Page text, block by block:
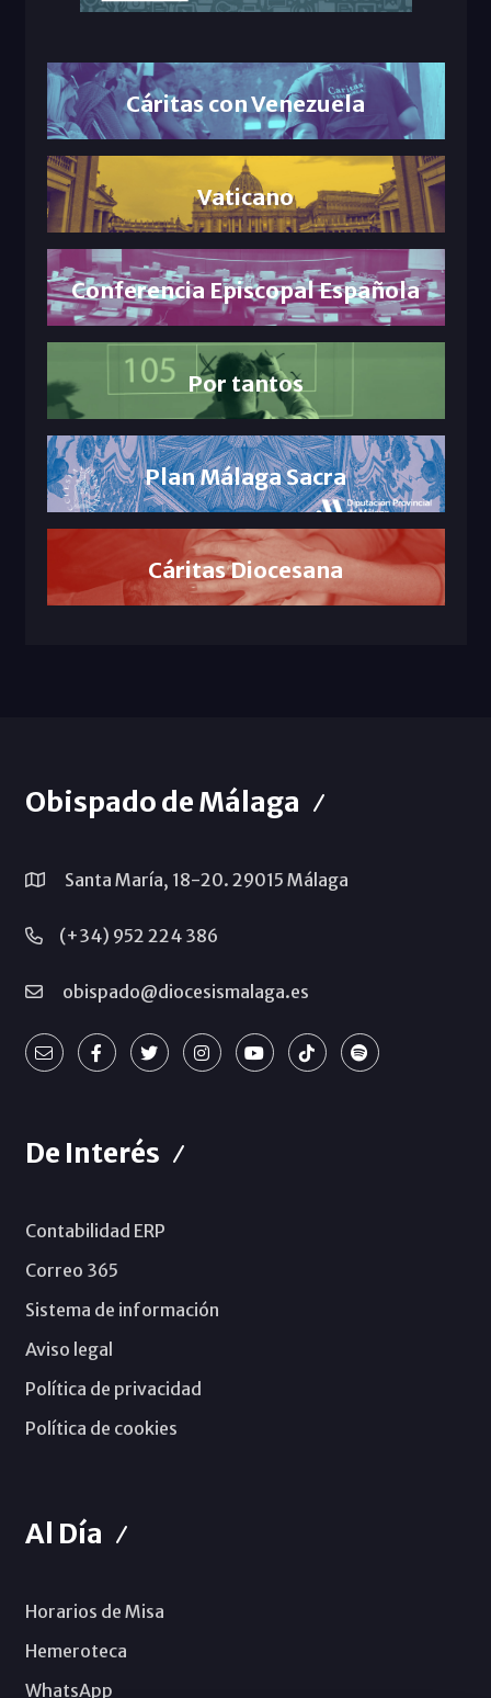
Cáritas con Venezuela
Vaticano
Conferencia Episcopal Española
Por tantos
Plan Málaga Sacra
Cáritas Diocesana
Obispado de Málaga
Santa María, 18-20. 29015 Málaga
(+34) 952 224 386
obispado@diocesismalaga.es
De Interés
Contabilidad ERP
Correo 365
Sistema de información
Aviso legal
Política de privacidad
Política de cookies
Al Día
Horarios de Misa
Hemeroteca
WhatsApp